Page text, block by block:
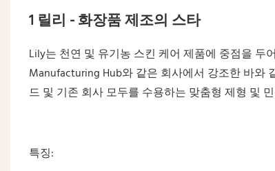
1 릴리 - 화장품 제조의 스타
Lily는 천연 및 유기농 스킨 케어 제품에 중점을 두
Manufacturing Hub와 같은 회사에서 강조한 바와
드 및 기존 회사 모두를 수용하는 맞춤형 제형 및
특징: